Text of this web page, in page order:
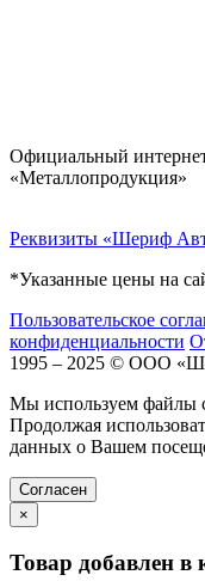
Официальный
«Металлопродукция»
Реквизиты «Шериф
*Указанные цены на
Пользовательское
конфиденциальности
1995 – 2025 © ООО
Мы используем файлы
Продолжая
данных о Вашем
Cогласен
×
Товар добавлен в